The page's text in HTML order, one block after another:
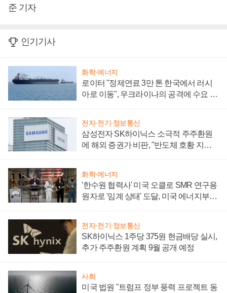
준 기자
인기기사
화학·에너지
로이터 "정제연료 3만 톤 한국에서 러시
아로 이동", 우크라이나의 공격에 수요 늘
전자·전기·정보통신
삼성전자 SK하이닉스 소극적 주주환원
에 해외 증권가 비판, "반도체 호황 지속
화학·에너지
'한수원 협력사' 미국 오클로 SMR 연구용
원자로 '임계 상태' 도달, 미국 에너지부
전자·전기·정보통신
SK하이닉스 1주당 375원 현금배당 실시,
추가 주주환원 계획 9월 공개 예정
사회
미국 법원 "트럼프 정부 풍력 프로젝트 동